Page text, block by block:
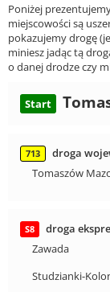
Poniżej
miejscowości są
pokazujemy drogę
miniesz jadąc tą
o danej drodze czy
Start
713
droga
Tomaszów
S8
droga
Zawada
Studzianki-